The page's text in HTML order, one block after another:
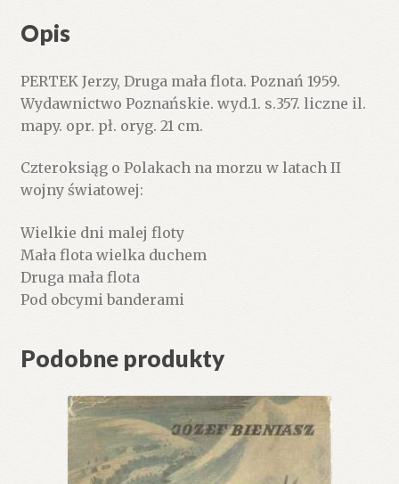
Opis
PERTEK Jerzy, Druga mała flota. Poznań 1959.
Wydawnictwo Poznańskie. wyd.1. s.357. liczne il.
mapy. opr. pł. oryg. 21 cm.
Czteroksiąg o Polakach na morzu w latach II
wojny światowej:
Wielkie dni malej floty
Mała flota wielka duchem
Druga mała flota
Pod obcymi banderami
Podobne produkty